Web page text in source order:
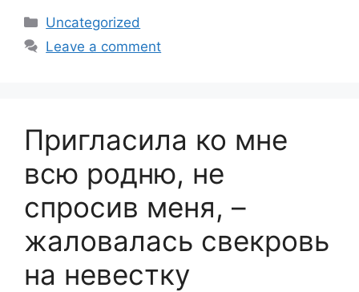
Categories
Uncategorized
Leave a comment
Пригласила ко мне
всю родню, не
спросив меня, –
жаловалась свекровь
на невестку